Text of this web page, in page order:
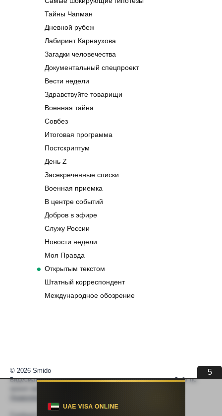
Тайны Чапман
Дневной рубеж
Лабиринт Карнаухова
Загадки человечества
Документальный спецпроект
Вести недели
Здравствуйте товарищи
Военная тайна
Совбез
Итоговая программа
Постскриптум
День Z
Засекреченные списки
Военная приемка
В центре событий
Добров в эфире
Служу России
Новости недели
Моя Правда
Открытым текстом
Штатный корреспондент
Международное обозрение
5
© 2026 Smido
Видеоматериалы встраиваются из открытых источников. Сайт не